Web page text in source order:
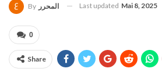
By المحرر Last updated Mai 8, 2025
0
Share